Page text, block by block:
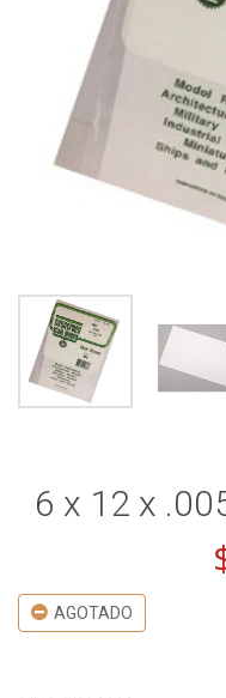
6 x 12 x
AGOTADO